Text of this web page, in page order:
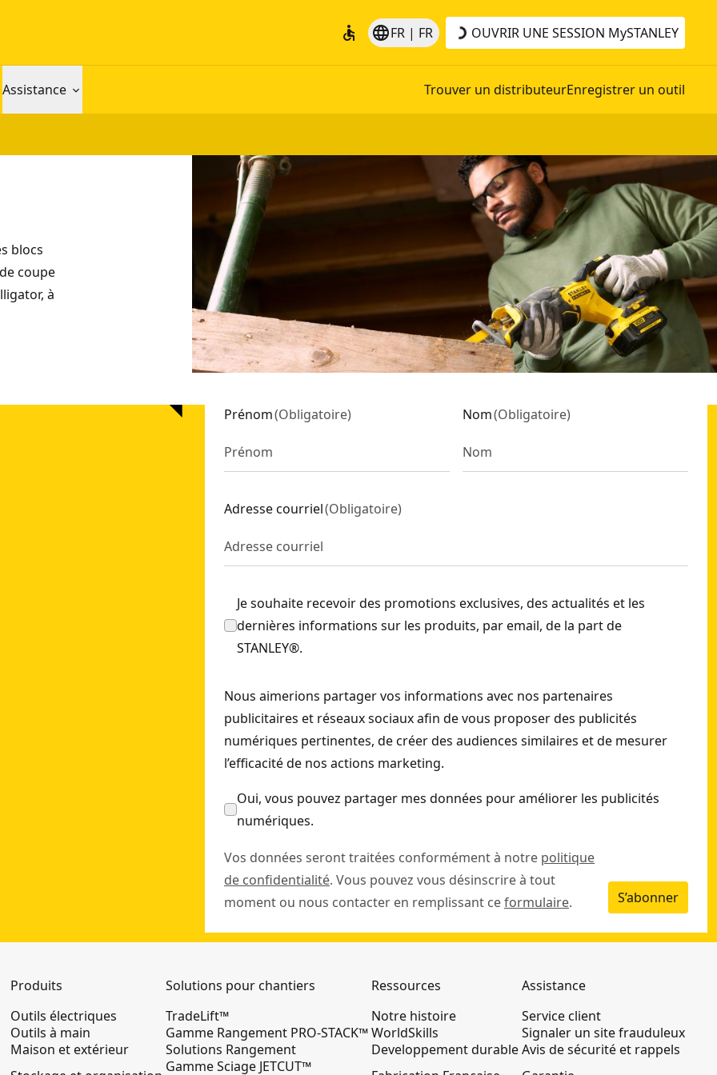
accessible languageFR | FR OUVRIR UNE SESSION MySTANLEY
Assistance Trouver un distributeurEnregistrer un outil
blocs
coupe
à
(Outil Seulement)- SKU:SFMCS310B-XJPrénom(Obligatoire) Nom(Obligatoire)
Adresse courriel(Obligatoire)
Je souhaite recevoir des promotions exclusives, des actualités et les
dernières informations sur les produits, par email, de la part de
STANLEY®.
Nous aimerions partager vos informations avec nos partenaires
publicitaires et réseaux sociaux afin de vous proposer des publicités
numériques pertinentes, de créer des audiences similaires et de mesurer
l’efficacité de nos actions marketing.
Oui, vous pouvez partager mes données pour améliorer les publicités
numériques.
Vos données seront traitées conformément à notre politique
de confidentialité. Vous pouvez vous désinscrire à tout
moment ou nous contacter en remplissant ceformulaire. S’abonner
Produits
Outils électriques
Outils à main
Maison et extérieur
Solutions pour chantiers
TradeLift™
Gamme Rangement PRO-STACK™
Solutions Rangement
Gamme Sciage JETCUT™
Ressources
Notre histoire
WorldSkills
Developpement durable
Assistance
Service client
Signaler un site frauduleux
Avis de sécurité et rappels